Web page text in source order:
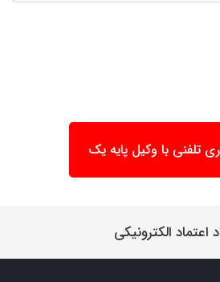
تلفنی با وکیل پایه یک